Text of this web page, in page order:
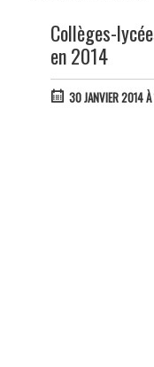
Collèges-
en 2014
30 JANVIER 2014 À